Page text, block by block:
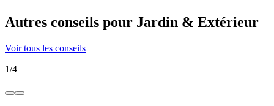
Autres conseils pour Jardin & Extérieur
Voir tous les conseils
1/4